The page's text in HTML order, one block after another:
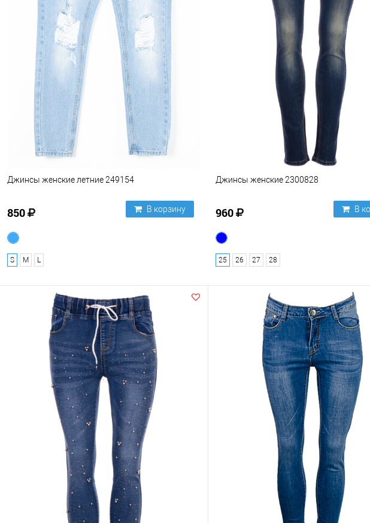
Джинсы женские летние 249154
850 В корзину
S M L
Джинсы женские 2300828
960 В
25 26 27 28